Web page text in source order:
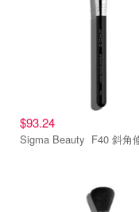
$93.24
Sigma Beauty F40